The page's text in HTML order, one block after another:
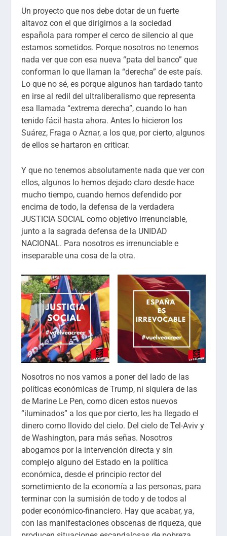
Un proyecto que nos debe dotar de un fuerte
altavoz con el que dirigirnos a la sociedad
española para romper el cerco de silencio al que
estamos sometidos. Porque nosotros no tenemos
nada ver que con esa nueva “pata del banco” que
conforman lo que llaman la “derecha” de este país.
Lo que no sé, es porque algunos han tardado tanto
en irse al redil del ultraliberalismo que representa
esa llamada “extrema derecha”, cuando lo han
tenido fácil hasta ahora. Antes lo hicieron los
Suárez, Fraga o Aznar, a los que, por cierto, algunos
de ellos se hartaron en criticar.
Y que no tenemos absolutamente nada que ver con
ellos, algunos lo hemos dejado claro desde hace
mucho tiempo, cuando hemos defendido por
encima de todo, la defensa de la verdadera
JUSTICIA SOCIAL como objetivo irrenunciable,
junto a la sagrada defensa de la UNIDAD
NACIONAL. Para nosotros es irrenunciable e
inseparable una cosa de la otra.
Nosotros no nos vamos a poner del lado de las
políticas económicas de Trump, ni siquiera de las
de Marine Le Pen, como dicen estos nuevos
“iluminados” a los que por cierto, les ha llegado el
dinero como llovido del cielo. Del cielo de Tel-Aviv y
de Washington, para más señas. Nosotros
abogamos por la intervención directa y sin
complejo alguno del Estado en la política
económica, desde el principio rector del
sometimiento de la economía a las personas, para
terminar con la sumisión de todo y de todos al
poder económico-financiero. Hay que acabar, ya,
con las manifestaciones obscenas de riqueza, que